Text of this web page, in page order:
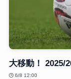
大移動！ 2025/
6/8 12:00